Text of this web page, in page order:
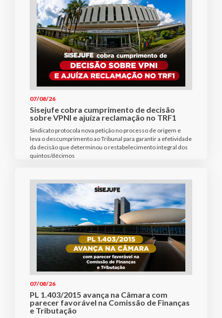
07/08/26
Sisejufe cobra cumprimento de decisão
sobre VPNI e ajuíza reclamação no TRF1
Sindicato protocola nova petição no processo de origem e
leva o descumprimento ao Tribunal para garantir a efetividade
da decisão que determinou o restabelecimento integral dos
quintos/décimos
07/08/26
PL 1.403/2015 avança na Câmara com
parecer favorável na Comissão de Finanças
e Tributação